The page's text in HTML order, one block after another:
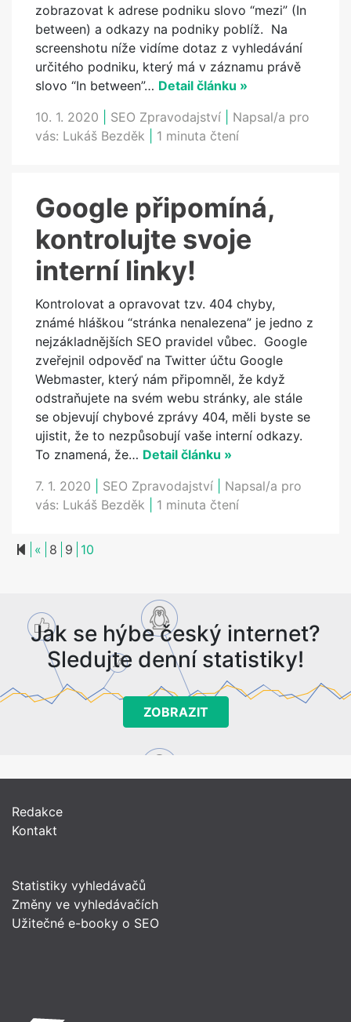
zobrazovat k adrese podniku slovo “mezi” (In
between) a odkazy na podniky poblíž. Na
screenshotu níže vidíme dotaz z vyhledávání
určitého podniku, který má v záznamu právě
slovo “In between”… Detail článku »
10. 1. 2020
SEO Zpravodajství
Napsal/a pro
vás: Lukáš Bezděk 1 minuta čtení
Google připomíná,
kontrolujte svoje
interní linky!
Kontrolovat a opravovat tzv. 404 chyby,
známé hláškou “stránka nenalezena” je jedno z
nejzákladnějších SEO pravidel vůbec. Google
zveřejnil odpověď na Twitter účtu Google
Webmaster, který nám připomněl, že když
odstraňujete na svém webu stránky, ale stále
se objevují chybové zprávy 404, měli byste se
ujistit, že to nezpůsobují vaše interní odkazy.
To znamená, že… Detail článku »
7. 1. 2020
SEO Zpravodajství
Napsal/a pro
vás: Lukáš Bezděk 1 minuta čtení
« Previous page
8 9 10
Jak se hýbe český internet?
Sledujte denní statistiky!
ZOBRAZIT
Redakce
Kontakt
Statistiky vyhledávačů
Změny ve vyhledávačích
Užitečné e-booky o SEO